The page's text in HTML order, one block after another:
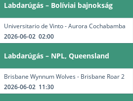
Labdarúgás – Bolíviai bajnokság
Universitario de Vinto - Aurora Cochabamba
2026-06-02 02:00
Labdarúgás – NPL, Queensland
Brisbane Wynnum Wolves - Brisbane Roar 2
2026-06-02 11:30